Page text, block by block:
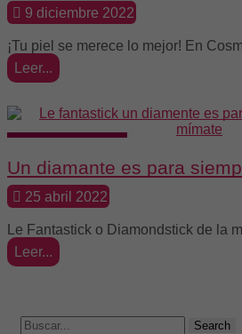
9 diciembre 2022
¡Tu piel se merece lo mejor! En
Leer...
Un diamante es para
25 abril 2022
Le Fantastick o Diamondstick de la
Leer...
Search